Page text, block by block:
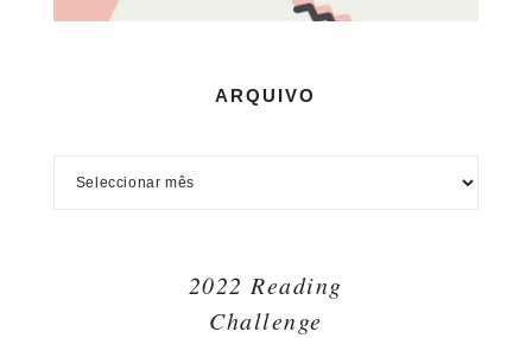
ARQUIVO
2022 Reading
Challenge